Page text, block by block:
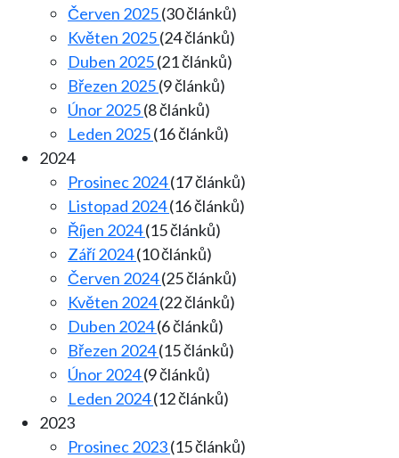
Červen 2025(30 článků)
Květen 2025(24 článků)
Duben 2025(21 článků)
Březen 2025(9 článků)
Únor 2025(8 článků)
Leden 2025(16 článků)
2024
Prosinec 2024(17 článků)
Listopad 2024(16 článků)
Říjen 2024(15 článků)
Září 2024(10 článků)
Červen 2024(25 článků)
Květen 2024(22 článků)
Duben 2024(6 článků)
Březen 2024(15 článků)
Únor 2024(9 článků)
Leden 2024(12 článků)
2023
Prosinec 2023(15 článků)